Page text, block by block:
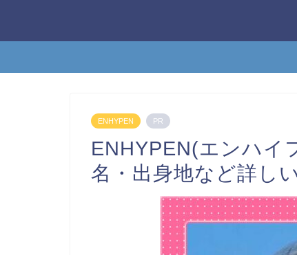
ENHYPEN PR
ENHYPEN(エンハイ
名・出身地など詳し